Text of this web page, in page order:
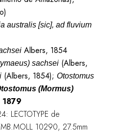
australis [sic], ad fluvium
Albers, 1854
sachsei(Albers,
(Albers, 1854); Otostomus
(Mormus)
LECTOTYPE de
10290, 27.5mm